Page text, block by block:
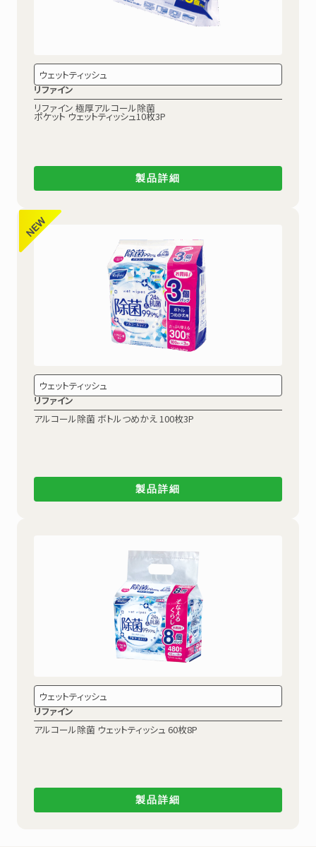
ウェットティッシュ
リファイン
リファイン 極厚アルコール除菌
ポケット ウェットティッシュ10枚3P
製品詳細
ウェットティッシュ
リファイン
アルコール除菌 ボトルつめかえ 100枚3P
製品詳細
ウェットティッシュ
リファイン
アルコール除菌 ウェットティッシュ 60枚8P
製品詳細